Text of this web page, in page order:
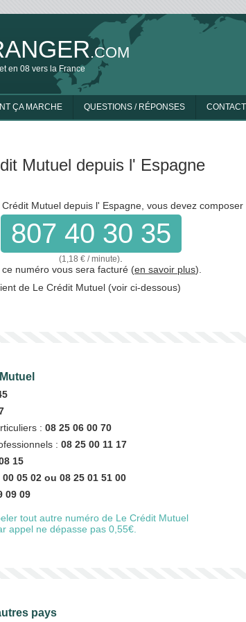
.COM
en 08 vers la France
ÇA MARCHE QUESTIONS / RÉPONSES CONTACT
Mutuel depuis l' Espagne
Mutuel depuis l' Espagne, vous devez composer
807 40 30 35
(1,18 € / minute)
ce numéro vous sera facturé (en savoir plus).
de Le Crédit Mutuel (voir ci-dessous)
: 08 25 06 00 70
: 08 25 00 11 17
15
00 05 02 ou 08 25 01 51 00
09 09
tout autre numéro de Le Crédit Mutuel
appel ne dépasse pas 0,55€.
pays